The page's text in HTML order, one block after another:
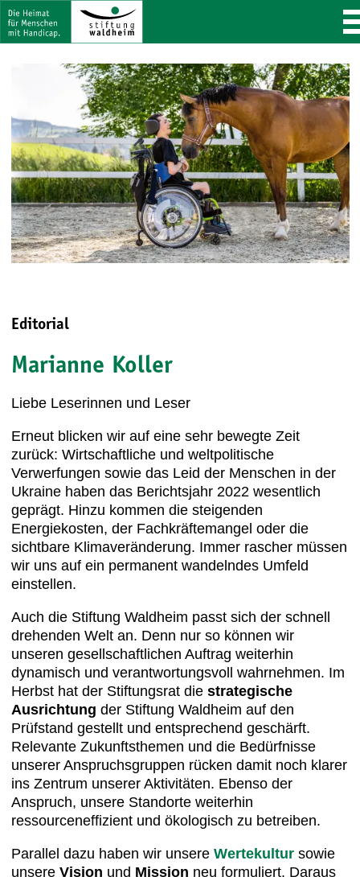
Editorial
Marianne Koller
Liebe Leserinnen und Leser
Erneut blicken wir auf eine sehr bewegte Zeit
zurück: Wirtschaftliche und weltpolitische
Verwerfungen sowie das Leid der Menschen in der
Ukraine haben das Berichtsjahr 2022 wesentlich
geprägt. Hinzu kommen die steigenden
Energiekosten, der Fachkräftemangel oder die
sichtbare Klimaveränderung. Immer rascher müssen
wir uns auf ein permanent wandelndes Umfeld
einstellen.
Auch die Stiftung Waldheim passt sich der schnell
drehenden Welt an. Denn nur so können wir
unseren gesellschaftlichen Auftrag weiterhin
dynamisch und verantwortungsvoll wahrnehmen. Im
Herbst hat der Stiftungsrat die strategische
Ausrichtung der Stiftung Waldheim auf den
Prüfstand gestellt und entsprechend geschärft.
Relevante Zukunftsthemen und die Bedürfnisse
unserer Anspruchsgruppen rücken damit noch klarer
ins Zentrum unserer Aktivitäten. Ebenso der
Anspruch, unsere Standorte weiterhin
ressourceneffizient und ökologisch zu betreiben.
Parallel dazu haben wir unsere Wertekultur sowie
unsere Vision und Mission neu formuliert. Daraus